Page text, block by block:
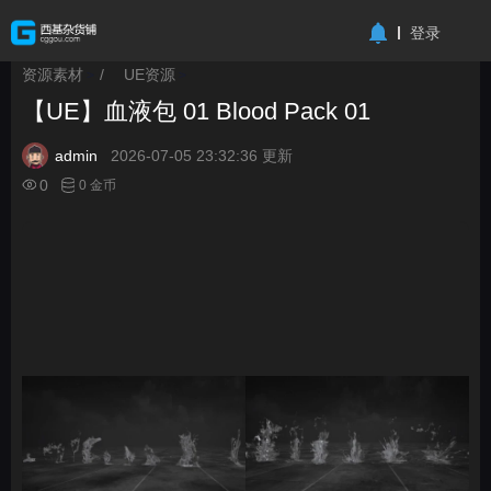
登录
资源素材 / UE资源
【UE】血液包 01 Blood Pack 01
admin
2026-07-05 23:32:36 更新
0
0 金币